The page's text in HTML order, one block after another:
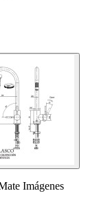
Imágenes